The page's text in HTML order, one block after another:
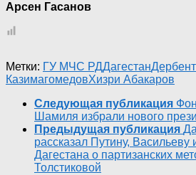
Арсен Гасанов
Метки: ГУ МЧС РДДагестанДербент
КазимагомедовХизри Абакаров
Следующая публикация
Шамиля избрали нового
Предыдущая публикация
рассказал Путину, Васильеву
Дагестана о партизанских
Толстиковой